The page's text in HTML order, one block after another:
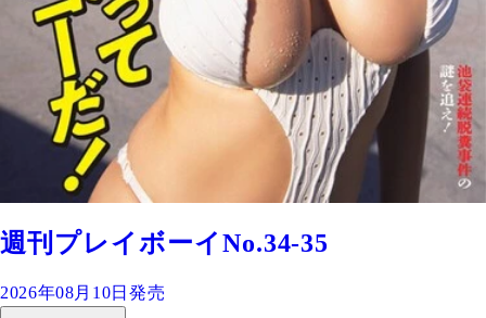
週刊プレイボーイNo.34-35
2026年08月10日発売